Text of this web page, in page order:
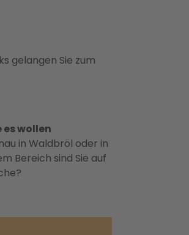
gelangen Sie zum
es wollen
in Waldbröl oder in
Bereich sind Sie auf